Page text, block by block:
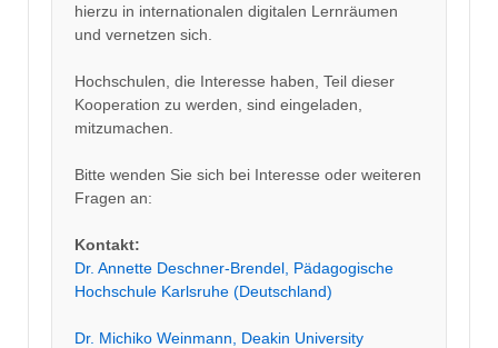
hierzu in internationalen digitalen Lernräumen
und vernetzen sich.
Hochschulen, die Interesse haben, Teil dieser
Kooperation zu werden, sind eingeladen,
mitzumachen.
Bitte wenden Sie sich bei Interesse oder weiteren
Fragen an:
Kontakt:
Dr. Annette Deschner-Brendel, Pädagogische
Hochschule Karlsruhe (Deutschland)
Dr. Michiko Weinmann, Deakin University